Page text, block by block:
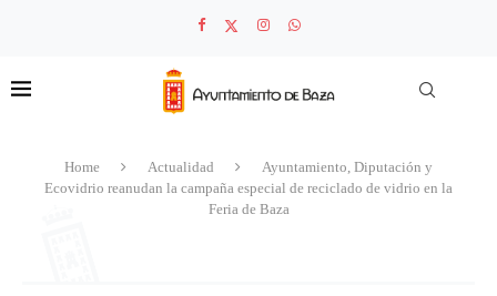
Home Actualidad
Ayuntamiento, Diputación y
Ecovidrio reanudan la campaña especial de reciclado de vidrio en la
Feria de Baza